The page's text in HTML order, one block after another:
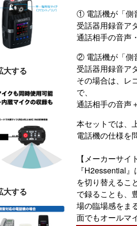
大する
大する
① 電話機が「側
受話器用録音ア
通話相手の音声
② 電話機が「側
受話器用録音ア
その場合は、レ
で、
通話相手の音声
本セットでは、
電話機の仕様を
【メーカーサイ
『H2essential
を切り替えるこ
で録ることも、
場の臨場感をま
面でもオールマ